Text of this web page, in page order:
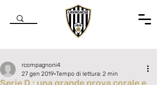
rcompagnoni4
27 gen 2019 Tempo di lettura: 2 min